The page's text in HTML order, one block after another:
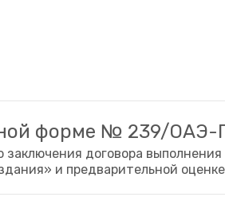
форме № 239/
заключения договора
и предварительной